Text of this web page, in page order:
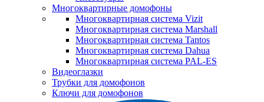
Многоквартирные домофоны
Многоквартирная система Vizit
Многоквартирная система Marshall
Многоквартирная система Tantos
Многоквартирная система Dahua
Многоквартирная система PAL-ES
Видеоглазки
Трубки для домофонов
Ключи для домофонов